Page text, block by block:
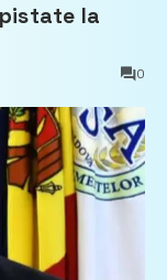
la
0